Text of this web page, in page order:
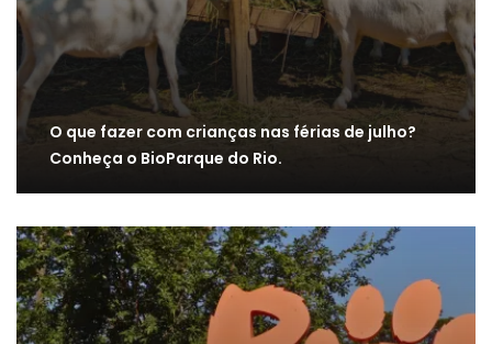
O que fazer com crianças nas férias de julho?
Conheça o BioParque do Rio.